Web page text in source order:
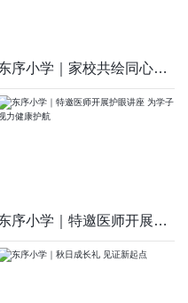
东序小学｜家校共绘同心圆 携手护航成长路
东序小学｜特邀医师开展护眼讲座 为学子视力健康护航